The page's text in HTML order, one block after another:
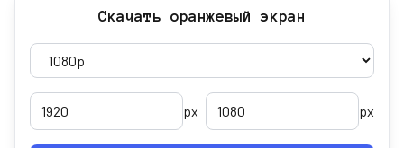
Скачать оранжевый экран
px px